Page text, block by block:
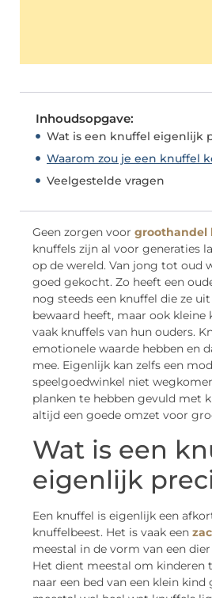
Inhoudsopgave:
Wat is een knuffel eigenlijk
Waarom zou je een knuffel
Veelgestelde vragen
Geen zorgen voor groothandel
knuffels zijn al voor generaties
op de wereld. Van jong tot oud
goed gekocht. Zo heeft een
nog steeds een knuffel die ze
bewaard heeft, maar ook kleine
vaak knuffels van hun ouders.
emotionele waarde hebben en
mee. Eigenlijk kan zelfs een
speelgoedwinkel niet
planken te hebben gevuld met
altijd een goede omzet voor
Wat is een
eigenlijk
Een knuffel is eigenlijk een
knuffelbeest. Het is vaak een
meestal in de vorm van een
Het dient meestal om kinderen
naar een bed van een klein kind